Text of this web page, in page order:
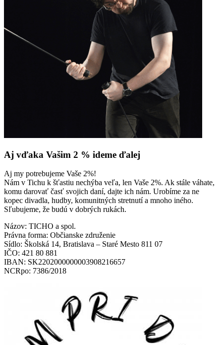
Aj vďaka Vašim 2 % ideme ďalej
Aj my potrebujeme Vaše 2%!
Nám v Tichu k šťastiu nechýba veľa, len Vaše 2%. Ak stále váhate,
komu darovať časť svojich daní, dajte ich nám. Urobíme za ne
kopec divadla, hudby, komunitných stretnutí a mnoho iného.
Sľubujeme, že budú v dobrých rukách.
Názov: TICHO a spol.
Právna forma: Občianske združenie
Sídlo: Školská 14, Bratislava – Staré Mesto 811 07
IČO: 421 80 881
IBAN: SK2202000000003908216657
NCRpo: 7386/2018